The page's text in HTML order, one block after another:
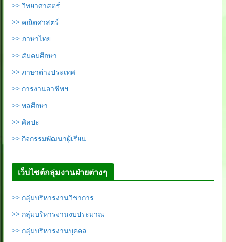
>> วิทยาศาสตร์
>> คณิตศาสตร์
>> ภาษาไทย
>> สัมคมศึกษา
>> ภาษาต่างประเทศ
>> การงานอาชีพฯ
>> พลศึกษา
>> ศิลปะ
>> กิจกรรมพัฒนาผู้เรียน
เว็บไซต์กลุ่มงานฝ่ายต่างๆ
>> กลุ่มบริหารงานวิชาการ
>> กลุ่มบริหารงานงบประมาณ
>> กลุ่มบริหารงานบุคคล